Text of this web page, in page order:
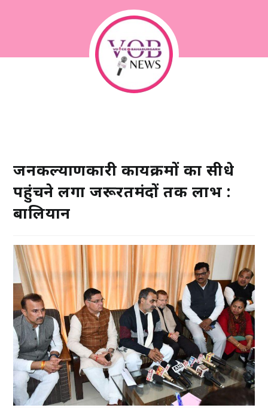
जनकल्याणकारी कार्यक्रमों का सीधे
पहुंचने लगा जरूरतमंदों तक लाभ :
बालियान